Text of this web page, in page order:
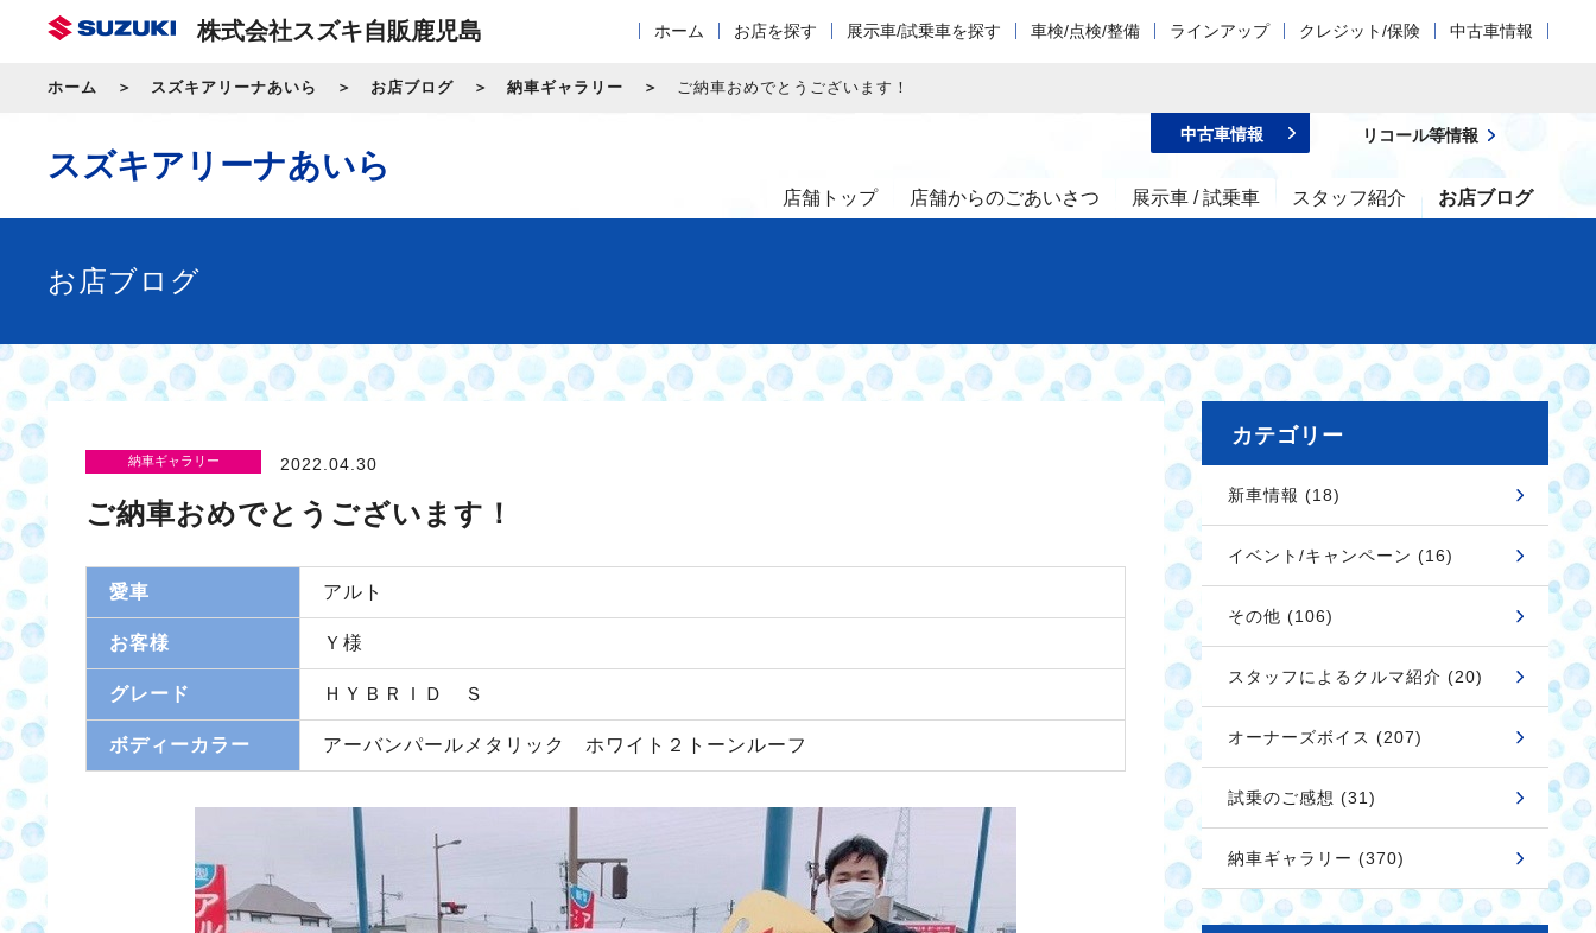
株式会社スズキ自販鹿児島 ホーム お店を探す 展示車/試乗車を探す 車検/点検/整備 ラインアップ クレジット/保険 中古車情報
ホーム スズキアリーナあいら お店ブログ 納車ギャラリー ご納車おめでとうございます！
スズキアリーナあいら
店舗トップ 店舗からのごあいさつ 展示車 / 試乗車 スタッフ紹介 お店ブログ
中古車情報 リコール等情報
お店ブログ
納車ギャラリー 2022.04.30
ご納車おめでとうございます！
愛車 アルト
お客様 Ｙ様
グレード ＨＹＢＲＩＤ Ｓ
ボディーカラー アーバンパールメタリック ホワイト２トーンルーフ
カテゴリー
新車情報 (18)
イベント/キャンペーン (16)
その他 (106)
スタッフによるクルマ紹介 (20)
オーナーズボイス (207)
試乗のご感想 (31)
納車ギャラリー (370)